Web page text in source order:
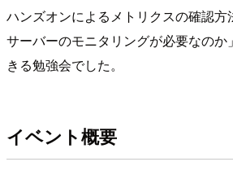
ハンズオンによるメトリクスの確認
サーバーのモニタリングが必要なの
きる勉強会でした。
イベント概要